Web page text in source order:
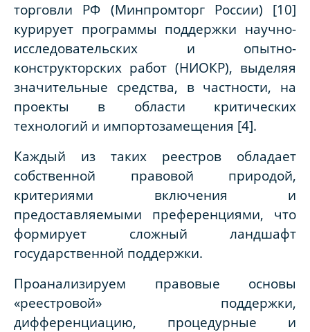
торговли РФ (Минпромторг России) [10]
курирует программы поддержки научно-
исследовательских и опытно-
конструкторских работ (НИОКР), выделяя
значительные средства, в частности, на
проекты в области критических
технологий и импортозамещения [4].
Каждый из таких реестров обладает
собственной правовой природой,
критериями включения и
предоставляемыми преференциями, что
формирует сложный ландшафт
государственной поддержки.
Проанализируем правовые основы
«реестровой» поддержки,
дифференциацию, процедурные и